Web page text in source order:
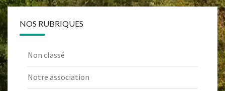
NOS RUBRIQUES
Non classé
Notre association